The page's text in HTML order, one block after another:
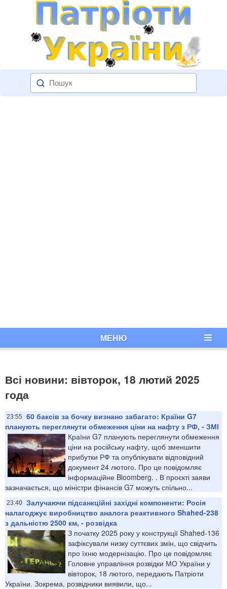
МЕНЮ
Всі новини: вівторок, 18 лютий 2025
года
23:55
60 баксів за бочку визнано забагато: Країни G7
планують переглянути обмеження ціни на нафту з РФ, - ЗМІ
Країни G7 планують переглянути обмеження
ціни на російську нафту, щоб зменшити
прибутки РФ та опублікувати відповідний
документ 24 лютого. Про це повідомляє
інформаційне Bloomberg. . В проєкті заяви
зазначається, що міністри фінансів G7 можуть спільно...
23:40 Залучаючи підсанкційні західні компоненти: Росія
налагоджує виробництво аналога реактивного Shahed-238
з дальністю 2500 км, - розвідка
З початку 2025 року у конструкції Shahed-136
зафіксували низку суттєвих змін, що свідчить
про їхню модернізацію. Про це повідомляє
Головне управління розвідки МО України у
вівторок, 18 лютого, передають Патріоти
України. Зокрема, розвідники виявили, що...